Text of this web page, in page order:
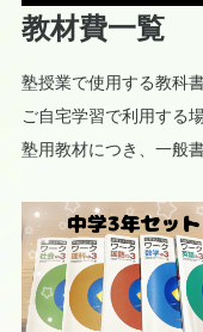
教材費一覧
塾授業で使用する教科
ご自宅学習で利用する
塾用教材につき、一般